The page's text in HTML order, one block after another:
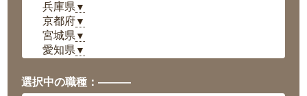
兵庫県 ▼
京都府▼
宮城県 ▼
愛知県 ▼
岡山県▼
広島県▼
選択中の職種：———